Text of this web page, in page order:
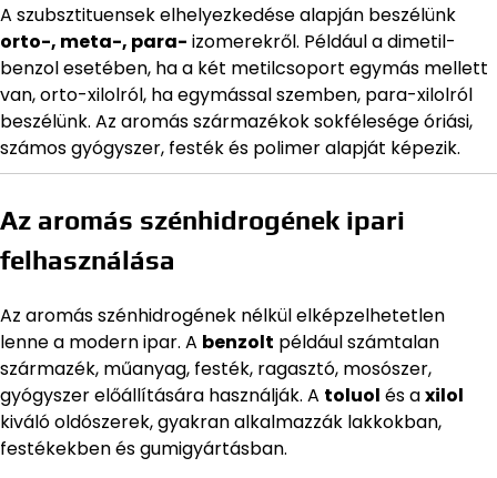
A szubsztituensek elhelyezkedése alapján beszélünk
orto-, meta-, para- izomerekről. Például a dimetil-
benzol esetében, ha a két metilcsoport egymás mellett
van, orto-xilolról, ha egymással szemben, para-xilolról
beszélünk. Az aromás származékok sokfélesége óriási,
számos gyógyszer, festék és polimer alapját képezik.
Az aromás szénhidrogének ipari
felhasználása
Az aromás szénhidrogének nélkül elképzelhetetlen
lenne a modern ipar. A benzolt például számtalan
származék, műanyag, festék, ragasztó, mosószer,
gyógyszer előállítására használják. A toluol és axilol
kiváló oldószerek, gyakran alkalmazzák lakkokban,
festékekben és gumigyártásban.